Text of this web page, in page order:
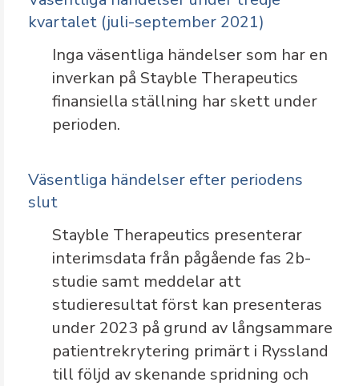
kvartalet (juli-september 2021)
Inga väsentliga händelser som har en
inverkan på Stayble Therapeutics
finansiella ställning har skett under
perioden.
Väsentliga händelser efter periodens
slut
Stayble Therapeutics presenterar
interimsdata från pågående fas 2b-
studie samt meddelar att
studieresultat först kan presenteras
under 2023 på grund av långsammare
patientrekrytering primärt i Ryssland
till följd av skenande spridning och